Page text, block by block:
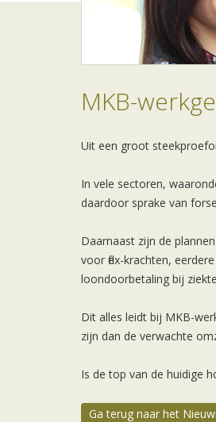
MKB-
Uit een groot
In vele sectoren,
daardoor sprake van
Daarnaast zijn de
voor flex-krachten,
loondoorbetaling bij
Dit alles leidt bij MKB-
zijn dan de verwachte
Is de top van de huidige
Ga terug naar het